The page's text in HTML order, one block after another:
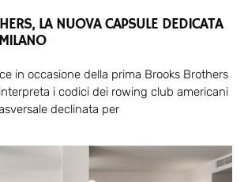
LA NUOVA CAPSULE DEDICATA
in occasione della prima Brooks Brothers
i codici dei rowing club americani
declinata per